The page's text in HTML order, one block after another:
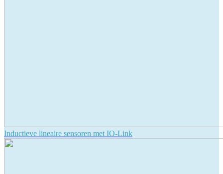
Inductieve lineaire sensoren met IO-Link